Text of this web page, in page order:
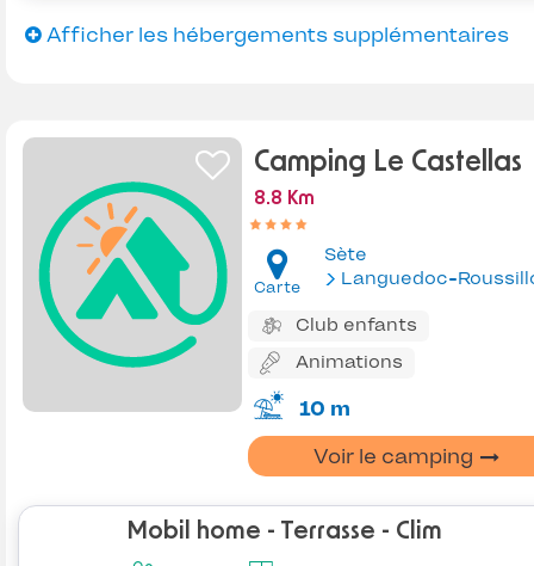
Afficher les hébergements supplémentaires
Camping Le Castellas
8.8 Km
Carte
Sète
Languedoc-
Club enfants
Animations
10 m
Voir le camping
Mobil home - Terrasse - Clim